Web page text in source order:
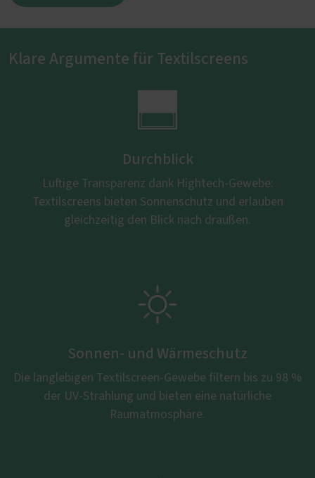
Klare Argumente für Textilscreens

Durchblick
Luftige Transparenz dank Hightech-Gewebe:
Textilscreens bieten Sonnenschutz und erlauben
gleichzeitig den Blick nach draußen.

Sonnen- und Wärmeschutz
Die langlebigen Textilscreen-Gewebe filtern bis zu 98 %
der UV-Strahlung und bieten eine natürliche
Raumatmosphäre.